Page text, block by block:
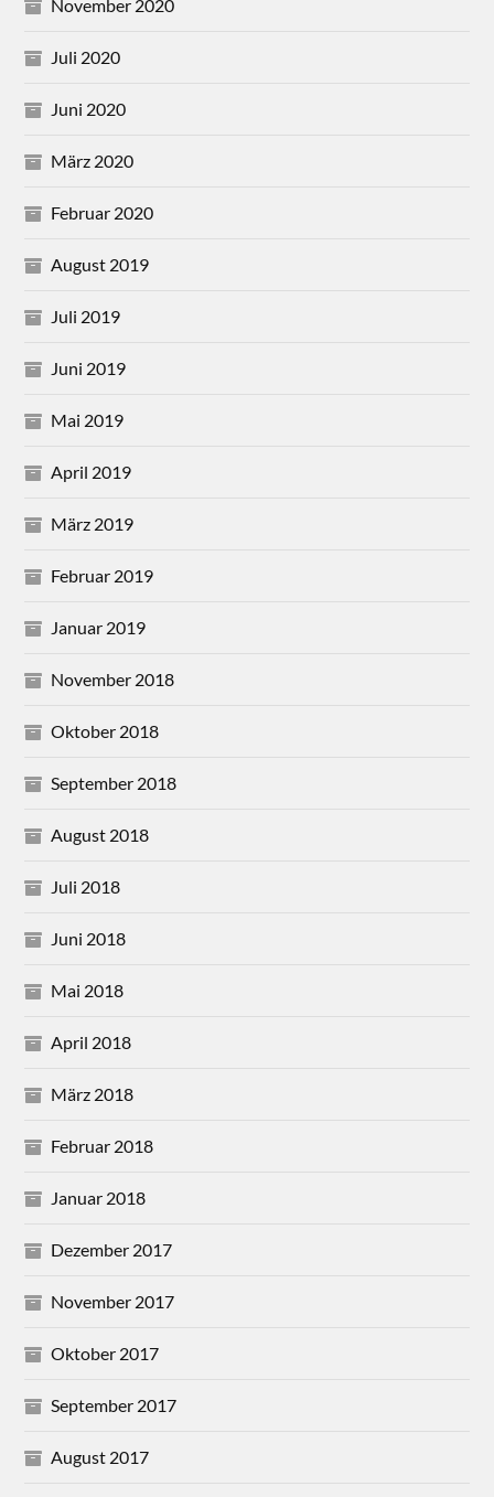
November 2020
Juli 2020
Juni 2020
März 2020
Februar 2020
August 2019
Juli 2019
Juni 2019
Mai 2019
April 2019
März 2019
Februar 2019
Januar 2019
November 2018
Oktober 2018
September 2018
August 2018
Juli 2018
Juni 2018
Mai 2018
April 2018
März 2018
Februar 2018
Januar 2018
Dezember 2017
November 2017
Oktober 2017
September 2017
August 2017